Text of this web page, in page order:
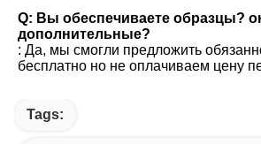
Q: Вы обеспечиваете образцы?
дополнительные?
: Да, мы смогли предложить
бесплатно но не оплачиваем цену
Tags: